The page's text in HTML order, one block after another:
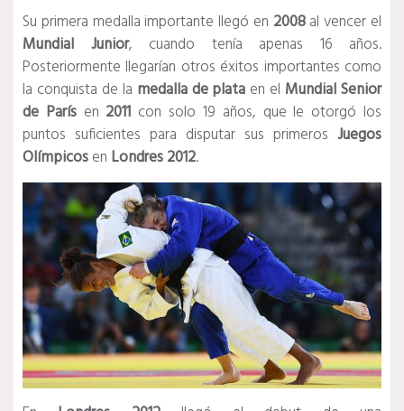
Su primera medalla importante llegó en 2008al vencer el
Mundial Junior, cuando tenía apenas 16 años.
Posteriormente llegarían otros éxitos importantes como
la conquista de la medalla de plata en el Mundial Senior
de Parísen 2011 con solo 19 años, que le otorgó los
puntos suficientes para disputar sus primeros Juegos
Olímpicosen Londres 2012.